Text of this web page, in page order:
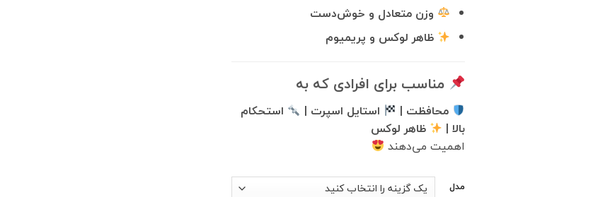
وزن متعادل و خوش‌دست
ظاهر لوکس و پریمیوم
مناسب برای افرادی که به
محافظت | استایل اسپرت |
استحکام
بالا |
ظاهر لوکس
اهمیت می‌دهند
مدل